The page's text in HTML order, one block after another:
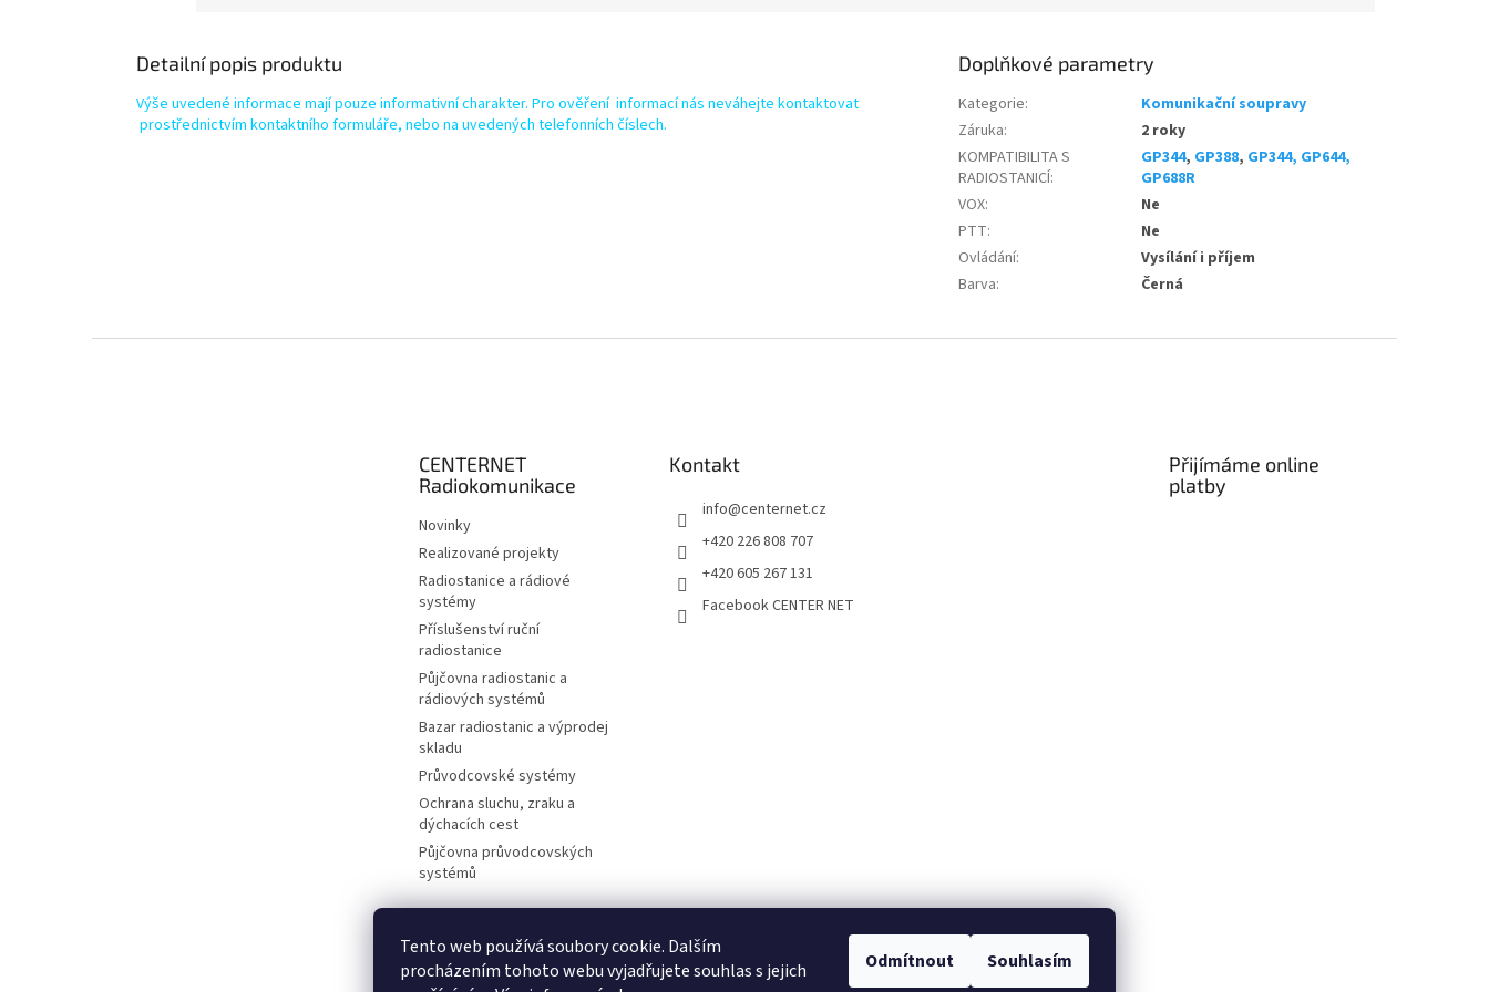
Tento web používá soubory cookie. Dalším
procházením tohoto webu vyjadřujete souhlas s jejich
Odmítnout Souhlasím
Detailní popis produktu
Výše uvedené informace mají pouze informativní charakter. Pro ověření informací nás neváhejte kontaktovat
prostřednictvím kontaktního formuláře, nebo na uvedených telefonních číslech.
Doplňkové parametry
Kategorie:
Komunikační soupravy
Záruka:
2 roky
KOMPATIBILITA S
RADIOSTANICÍ:
GP344, GP388, GP344, GP644,
GP688R
VOX:
Ne
PTT:
Ne
Ovládání:
Vysílání i příjem
Barva: Černá
CENTERNET
Radiokomunikace
Novinky
Realizované projekty
Radiostanice a rádiové
systémy
Příslušenství ruční
radiostanice
Půjčovna radiostanic a
rádiových systémů
Bazar radiostanic a výprodej
skladu
Průvodcovské systémy
Ochrana sluchu, zraku a
dýchacích cest
Půjčovna průvodcovských
systémů
Kontakt
info@centernet.cz
+420 226 808 707
+420 605 267 131
Facebook CENTER NET
Přijímáme online
platby
Motorolasolutions.com Meder.de Imtradex.de Citytourguide.at Peltor.com